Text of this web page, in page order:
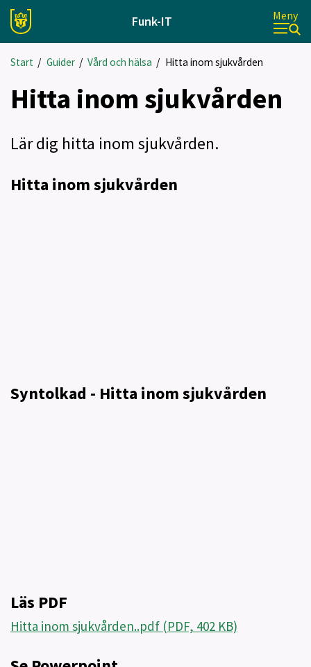
Funk-IT Meny
Start / Guider/ Vård och hälsa / Hitta inom sjukvården
Hitta inom sjukvården
Lär dig hitta inom sjukvården.
Hitta inom sjukvården
Syntolkad - Hitta inom sjukvården
Läs PDF
Hitta inom sjukvården..pdf (PDF, 402 KB)